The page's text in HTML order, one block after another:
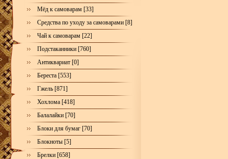
Мёд к самоварам [33]
Средства по уходу за самоварами [8]
Чай к самоварам [22]
Подстаканники [760]
Антиквариат [0]
Береста [553]
Гжель [871]
Хохлома [418]
Балалайки [70]
Блоки для бумаг [70]
Блокноты [5]
Брелки [658]